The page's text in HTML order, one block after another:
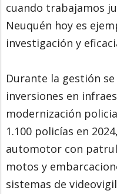
cuando trabajamos
Neuquén hoy es
investigación y
Durante la gestión
inversiones en
modernización
1.100 policías en
automotor con
motos y
sistemas de